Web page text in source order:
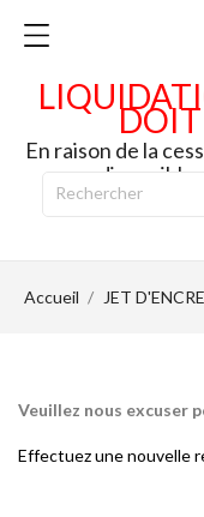
En raison de la
Accueil JET D'ENCRE
Veuillez nous excuser
Effectuez une nouvelle